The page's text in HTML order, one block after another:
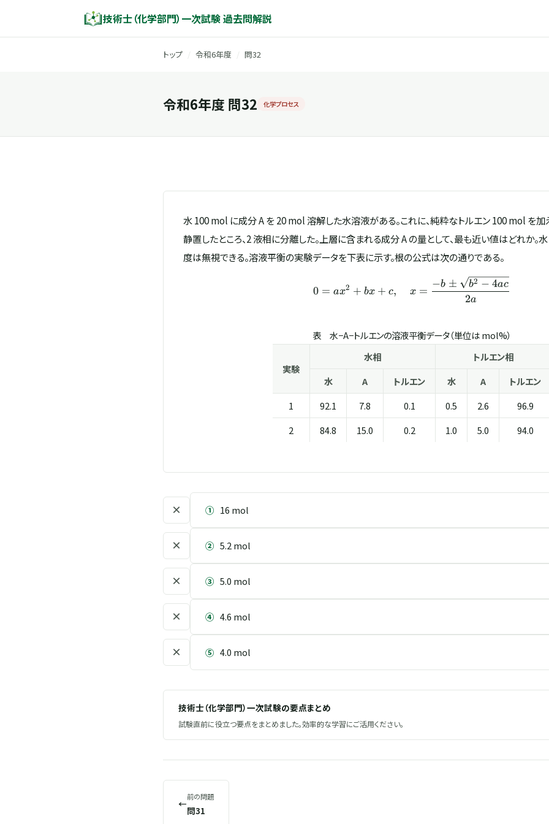
技術士（化学部門）一次試験 過去問解説
トップ 令和6年度 問32
令和6年度 問32 化学プロセス
水 100 mol に成分 A を 20 mol 溶解した水溶液がある。これに、純粋なトルエン 100 mol を加
静置したところ、2 液相に分離した。上層に含まれる成分 A の量として、最も近い値はどれか。
度は無視できる。溶液平衡の実験データを下表に示す。根の公式は次の通りである。
0 = ax^{2} + bx +
0 = ax2 + bx + c, x =
2a
−b ± b2 − 4ac
表 水−A−トルエンの溶液平衡データ（単位は mol%）
実験
水相
トルエン相
水
A トルエン 水 A
トルエン
1
92.1 7.8 0.1 0.5 2.6
96.9
2
84.8 15.0 0.2 1.0 5.0 94.0
× ① 16 mol
× ② 5.2 mol
× ③ 5.0 mol
× ④ 4.6 mol
× ⑤ 4.0 mol
技術士（化学部門）一次試験の要点まとめ
試験直前に役立つ要点をまとめました。効率的な学習にご活用ください。
←
前の問題
問31